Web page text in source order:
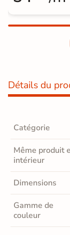
Détails du
Catégorie
Même produit
intérieur
Dimensions
Gamme de
couleur